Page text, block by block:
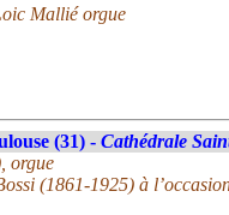
Mallié orgue
(31) - Cathédrale
orgue
(1861-1925) à